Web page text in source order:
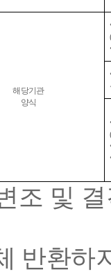
해당기관
양식
조 및
반환하